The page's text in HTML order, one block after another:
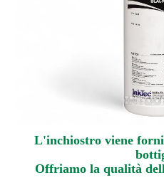
L'inchiostro viene
Offriamo la qualità